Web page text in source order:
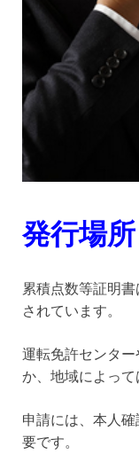
発行場
累積点数等証明書
されています。
運転免許センタ
か、地域によって
申請には、本人
要です。